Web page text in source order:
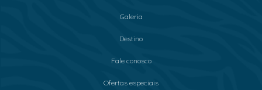
Galeria
Destino
Fale conosco
Ofertas especiais